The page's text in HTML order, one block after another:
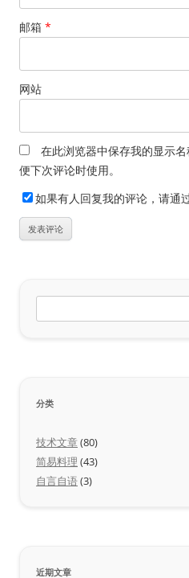
邮箱 *
网站
在此浏览器中保存我的显示
便下次评论时使用。
如果有人回复我的评论，请通
索：
分类
技术文章 (80)
简易料理 (43)
自言自语(3)
近期文章